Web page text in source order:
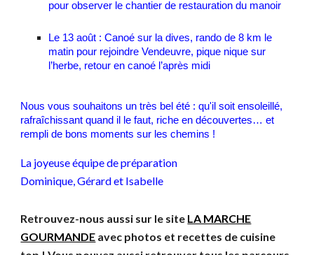
pour observer le chantier de restauration du manoir
Le 13 août : Canoé sur la dives, rando de 8 km le
matin pour rejoindre Vendeuvre, pique nique sur
l’herbe, retour en canoé l’après midi
Nous vous souhaitons un très bel été : qu'il soit ensoleillé,
rafraîchissant quand il le faut, riche en découvertes… et
rempli de bons moments sur les chemins !
La joyeuse équipe de préparation
Dominique, Gérard et Isabelle
Retrouvez-nous aussi sur le site LA MARCHE
GOURMANDE avec photos et recettes de cuisine